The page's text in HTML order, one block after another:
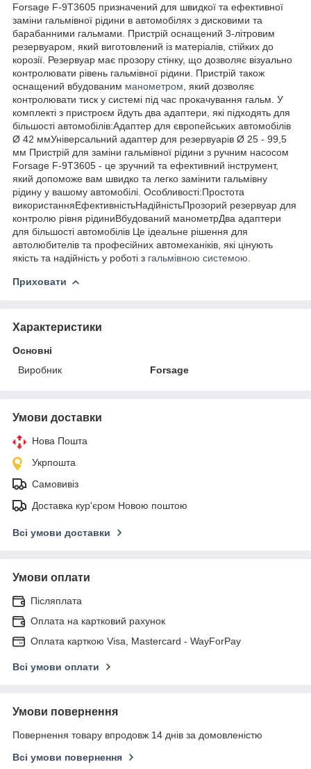
Forsage F-9T3605 призначений для швидкої та ефективної
заміни гальмівної рідини в автомобілях з дисковими та
барабанними гальмами. Пристрій оснащений 3-літровим
резервуаром, який виготовлений із матеріалів, стійких до
корозії. Резервуар має прозору стінку, що дозволяє візуально
контролювати рівень гальмівної рідини. Пристрій також
оснащений вбудованим манометром , який дозволяє
контролювати тиск у системі під час прокачування гальм. У
комплекті з пристроєм йдуть два адаптери, які підходять для
більшості автомобілів:Адаптер для європейських автомобілів
Ø 42 ммУніверсальний адаптер для резервуарів Ø 25 - 99,5
мм Пристрій для заміни гальмівної рідини з ручним насосом
Forsage F-9T3605 - це зручний та ефективний інструмент,
який допоможе вам швидко та легко замінити гальмівну
рідину у вашому автомобілі. Особливості:Простота
використанняЕфективністьНадійністьПрозорий резервуар для
контролю рівня рідиниВбудований манометрДва адаптери
для більшості автомобілів Це ідеальне рішення для
автолюбителів та професійних автомеханіків, які цінують
якість та надійність у роботі з гальмівною системою
Приховати
Характеристики
Основні
Виробник
Forsage
Умови доставки
Нова Пошта
Укрпошта
Самовивіз
Доставка кур'єром Новою поштою
Всі умови доставки
Умови оплати
Післяплата
Оплата на картковий рахунок
Оплата карткою Visa, Mastercard - WayForPay
Всі умови оплати
Умови повернення
Повернення товару впродовж 14 днів за домовленістю
Всі умови повернення